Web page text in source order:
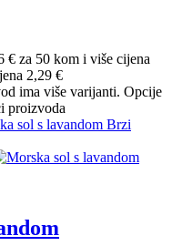
€ za 50 kom i više cijena
2,29 €
ima više varijanti. Opcije
proizvoda
Brzi